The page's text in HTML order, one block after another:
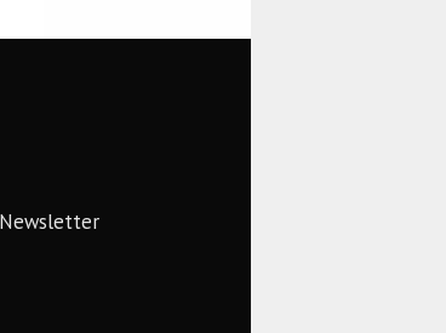
Newsletter